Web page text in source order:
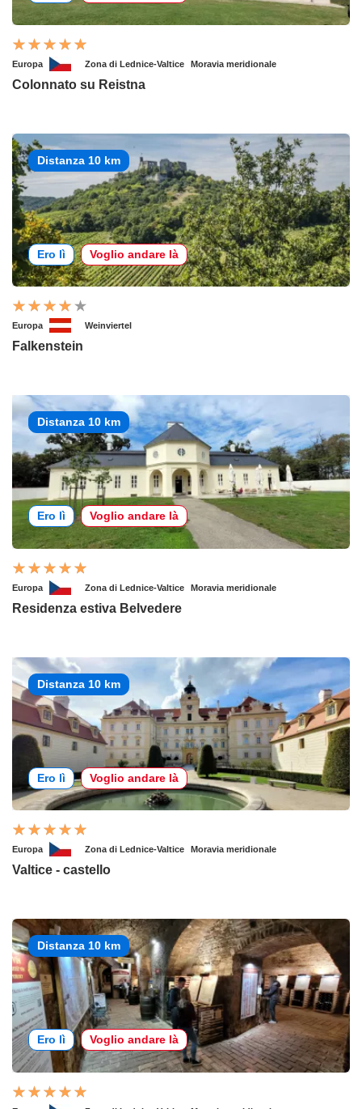
Europa Zona di Lednice-Valtice Moravia meridionale
Colonnato su Reistna
Distanza 10 km
Ero lì Voglio andare là
Europa Weinviertel
Falkenstein
Distanza 10 km
Ero lì Voglio andare là
Europa Zona di Lednice-Valtice Moravia meridionale
Residenza estiva Belvedere
Distanza 10 km
Ero lì Voglio andare là
Europa Zona di Lednice-Valtice Moravia meridionale
Valtice - castello
Distanza 10 km
Ero lì Voglio andare là